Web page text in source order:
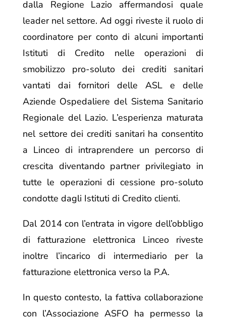
dalla Regione Lazio affermandosi quale
leader nel settore. Ad oggi riveste il ruolo di
coordinatore per conto di alcuni importanti
Istituti di Credito nelle operazioni di
smobilizzo pro-soluto dei crediti sanitari
vantati dai fornitori delle ASL e delle
Aziende Ospedaliere del Sistema Sanitario
Regionale del Lazio. L’esperienza maturata
nel settore dei crediti sanitari ha consentito
a Linceo di intraprendere un percorso di
crescita diventando partner privilegiato in
tutte le operazioni di cessione pro-soluto
condotte dagli Istituti di Credito clienti.
Dal 2014 con l’entrata in vigore dell’obbligo
di fatturazione elettronica Linceo riveste
inoltre l’incarico di intermediario per la
fatturazione elettronica verso la P.A.
In questo contesto, la fattiva collaborazione
con l’Associazione ASFO ha permesso la